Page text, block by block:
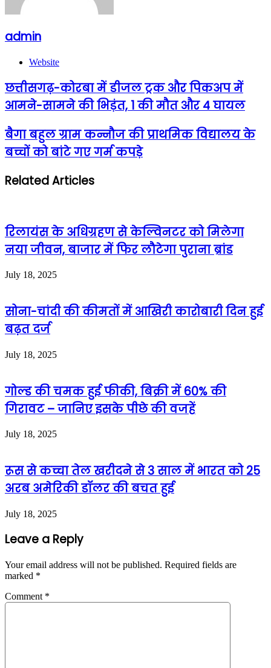
admin
Website
छत्तीसगढ़-कोरबा में डीजल ट्रक और पिकअप में
आमने-सामने की भिड़ंत, 1 की मौत और 4 घायल
बैगा बहुल ग्राम कन्नौज की प्राथमिक विद्यालय के
बच्चों को बांटे गए गर्म कपड़े
Related Articles
रिलायंस के अधिग्रहण से केल्विनटर को मिलेगा
नया जीवन, बाजार में फिर लौटेगा पुराना ब्रांड
July 18, 2025
सोना-चांदी की कीमतों में आखिरी कारोबारी दिन हुई
बढ़त दर्ज
July 18, 2025
गोल्ड की चमक हुई फीकी, बिक्री में 60% की
गिरावट – जानिए इसके पीछे की वजहें
July 18, 2025
रूस से कच्चा तेल खरीदने से 3 साल में भारत को 25
अरब अमेरिकी डॉलर की बचत हुई
July 18, 2025
Leave a Reply
Your email address will not be published. Required fields are
marked *
Comment *